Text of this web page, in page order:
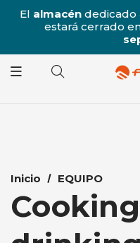
El almacéndedicado
estará cerrado
Inicio EQUIPO